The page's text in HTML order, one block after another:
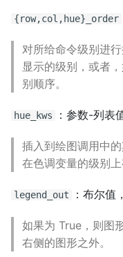
{row,col,hue}_order
对所给命令级别进
显示的级别，或者
别顺序。
hue_kws ：参数-列表
插入到绘图调用中
在色调变量的级别
legend_out ：布尔值
如果为 True，则图
右侧的图形之外。